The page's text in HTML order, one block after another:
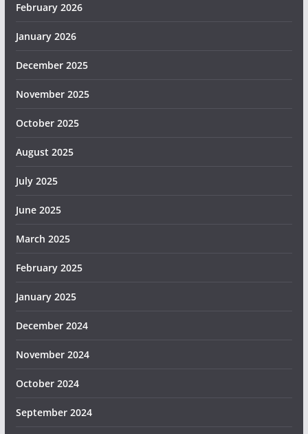
February 2026
January 2026
December 2025
November 2025
October 2025
August 2025
July 2025
June 2025
March 2025
February 2025
January 2025
December 2024
November 2024
October 2024
September 2024